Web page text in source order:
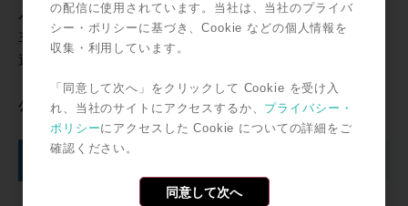
入場 ： 無料（一部有料セッションあり）
主催 ： 一般社団法人電子情報技術産業協会（JEITA）
運営 ： 一般社団法人日本エレクトロニクスショー協会
公式サイト：https://www.inter-bee.com/ja/
の配信に使用されています。当社は、当社のプライバ
シー・ポリシーに基づき、Cookie などの個人情報を
収集・利用しています。
「同意して次へ」をクリックして Cookie を受け入
れ、当社のサイトにアクセスするか、 プライバシー・
ポリシーにアクセスした Cookie についての詳細をご
確認ください。
同意して次へ